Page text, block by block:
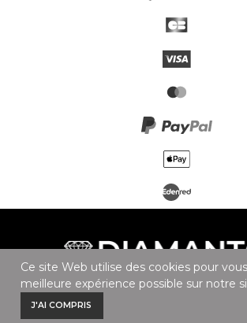
Ce site Web utilise des cookies pour
meilleure expérience possible sur notre
J'AI COMPRIS